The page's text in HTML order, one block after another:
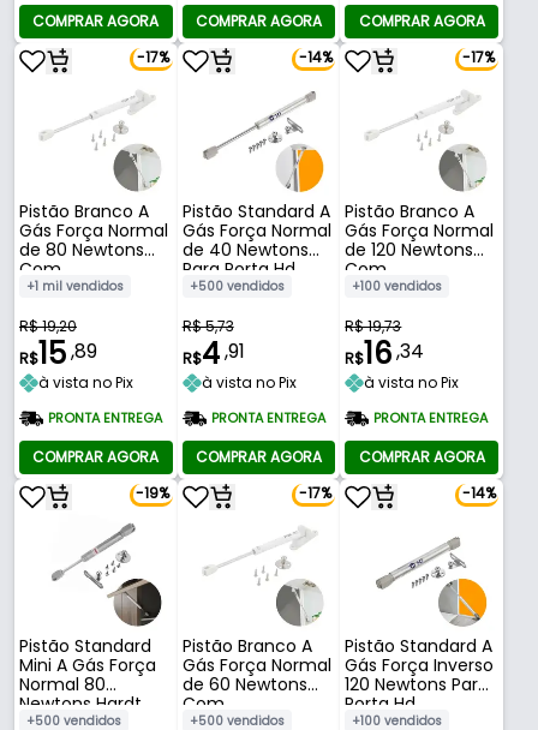
COMPRAR AGORA COMPRAR AGORA
COMPRAR AGORA
-17%
Pistão Branco A
Gás Força Normal
de 80 Newtons
Com
Amortecedor
+1 mil vendidos
R$ 19,20
R$15,89
à vista no Pix
PRONTA ENTREGA
COMPRAR AGORA
-14%
Pistão Standard A
Gás Força Normal
de 40 Newtons
Para Porta Hd
+500 vendidos
R$ 5,73
R$4,91
à vista no Pix
PRONTA ENTREGA
COMPRAR AGORA
-17%
Pistão Branco A
Gás Força Normal
de 120 Newtons
Com
Amortecedor
+100 vendidos
R$ 19,73
R$16,34
à vista no Pix
PRONTA ENTREGA
COMPRAR AGORA
-19%
Pistão Standard
Mini A Gás Força
Normal 80
Newtons Hardt
+500 vendidos
-17%
Pistão Branco A
Gás Força Normal
de 60 Newtons
Com
Amortecedor
+500 vendidos
-14%
Pistão Standard A
Gás Força Inverso
120 Newtons Para
Porta Hd
+100 vendidos